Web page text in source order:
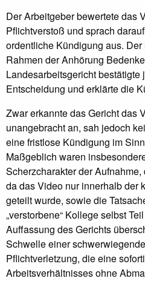
Der Arbeitgeber bewertete das
Pflichtverstoß und sprach
ordentliche Kündigung aus.
Rahmen der Anhörung
Landesarbeitsgericht
Entscheidung und erklärte die
Zwar erkannte das Gericht das
unangebracht an, sah jedoch
eine fristlose Kündigung im
Maßgeblich waren
Scherzcharakter der
da das Video nur innerhalb der
geteilt wurde, sowie die
„verstorbene“ Kollege selbst
Auffassung des Gerichts
Schwelle einer
Pflichtverletzung, die eine
Arbeitsverhältnisses ohne